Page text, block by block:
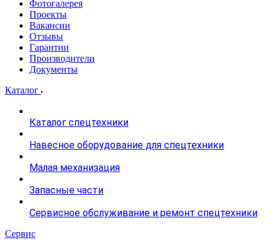
Фотогалерея
Проекты
Вакансии
Отзывы
Гарантии
Производители
Документы
Каталог
Каталог спецтехники
Навесное оборудование для спецтехники
Малая механизация
Запасные части
Сервисное обслуживание и ремонт спецтехники
Сервис